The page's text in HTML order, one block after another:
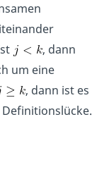
, dann
um eine
, dann ist es